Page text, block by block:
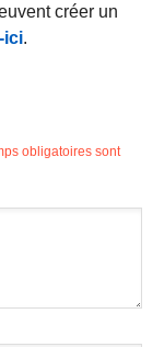
créer un
ici.
obligatoires sont